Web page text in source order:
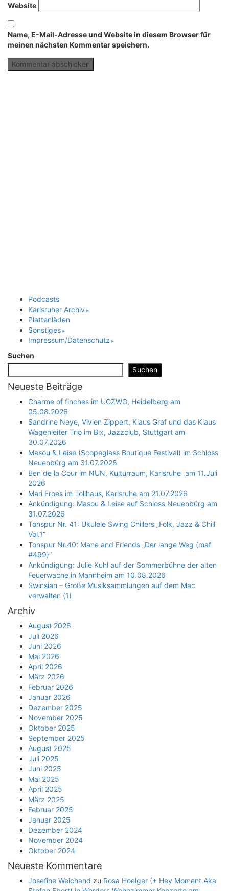
Website
Name, E-Mail-Adresse und Website in diesem Browser für
meinen nächsten Kommentar speichern.
Podcasts
Karlsruher Archiv
Plattenläden
Sonstiges
Impressum/Datenschutz
Suchen
Suchen
Neueste Beiträge
Charme of finches im UGZWO, Heidelberg am
05.08.2026
Sandrine Neye, Vivien Zippert, Klaus Graf und das Klaus
Wagenleiter Trio im Bix, Jazzclub, Stuttgart am
30.07.2026
Masou & Leise (Scopeglass Boutique Festival) im Schloss
Neuenbürg am 31.07.2026
Ben de la Cour im NUN, Kulturraum, Karlsruhe am 11.Juli
2026
Mari Froes im Tollhaus, Karlsruhe am 21.07.2026
Ankündigung: Masou & Leise auf Schloss Neuenbürg am
31.07.2026
Tonspur Nr. 41: Ukulele Swing Chillers „Folk, Jazz & Chill
Vol.1“
Tonspur Nr.40: Mane and Friends „Der lange Weg (maf
#499)“
Ankündigung: Julie Kuhl auf der Sommerbühne der alten
Feuerwache in Mannheim am 10.08.2026
Swinsian – Große Musiksammlungen auf dem Mac
verwalten (1)
Archiv
August 2026
Juli 2026
Juni 2026
Mai 2026
April 2026
März 2026
Februar 2026
Januar 2026
Dezember 2025
November 2025
Oktober 2025
September 2025
August 2025
Juli 2025
Juni 2025
Mai 2025
April 2025
März 2025
Februar 2025
Januar 2025
Dezember 2024
November 2024
Oktober 2024
Neueste Kommentare
Josefine Weichand zu Rosa Hoelger (+ Hey Moment Aka